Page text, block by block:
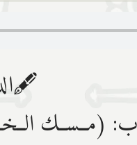
(مــســك